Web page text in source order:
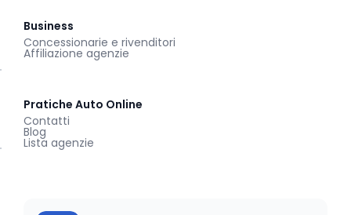
Business
Concessionarie e rivenditori
Affiliazione agenzie
Pratiche Auto Online
Contatti
Blog
Lista agenzie